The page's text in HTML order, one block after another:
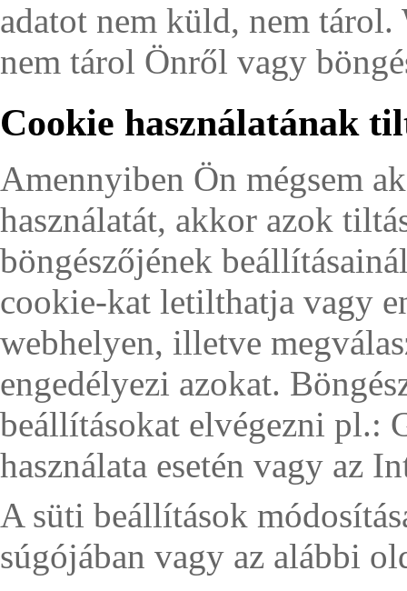
adatot nem küld, nem
nem tárol Önről vagy
Cookie használatának
Amennyiben Ön mégsem
használatát, akkor azok
böngészőjének
cookie-kat letilthatja vagy
webhelyen, illetve
engedélyezi azokat.
beállításokat elvégezni pl.:
használata esetén vagy az
A süti beállítások
súgójában vagy az alábbi